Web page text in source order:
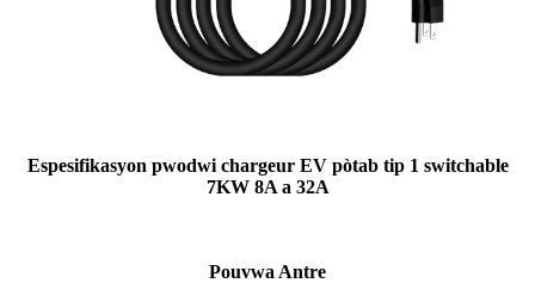
Espesifikasyon pwodwi chargeur EV pòtab tip 1 switchable
7KW 8A a 32A
Pouvwa Antre